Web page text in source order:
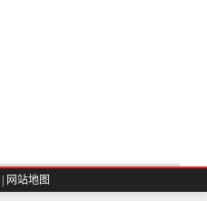
| 网站地图